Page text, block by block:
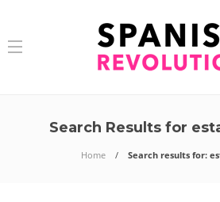
Search Results for
Home Search results for: